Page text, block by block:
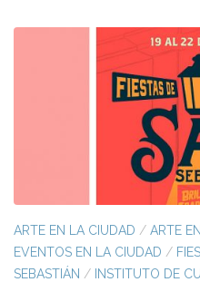
ARTE EN LA CIUDAD / ARTE
EVENTOS EN LA CIUDAD /
SEBASTIÁN / INSTITUTO DE